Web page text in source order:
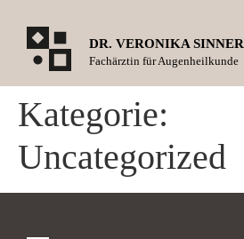
DR. VERONIKA SINNER
Fachärztin für Augenheilkunde
Kategorie:
Uncategorized